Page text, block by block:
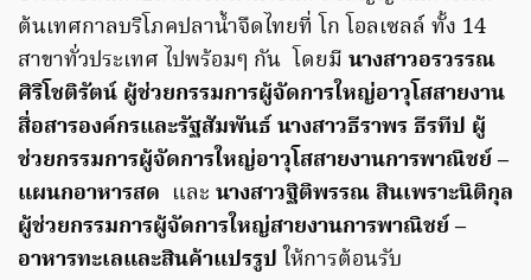
ต้นเทศกาลบริโภคปลาน้ำจืดไทยที่ โก โอลเซลล์ ทั้ง 14
สาขาทั่วประเทศ ไปพร้อมๆ กัน โดยมี นางสาวอรวรรณ
ศิริโชติรัตน์ ผู้ช่วยกรรมการผู้จัดการใหญ่อาวุโสสายงาน
สื่อสารองค์กรและรัฐสัมพันธ์ นางสาวธีราพร ธีรทีป ผู้
ช่วยกรรมการผู้จัดการใหญ่อาวุโสสายงานการพาณิชย์ –
แผนกอาหารสด และ นางสาวฐิติพรรณ สินเพราะนิติกุล
ผู้ช่วยกรรมการผู้จัดการใหญ่สายงานการพาณิชย์ –
อาหารทะเลและสินค้าแปรรูป ให้การต้อนรับ